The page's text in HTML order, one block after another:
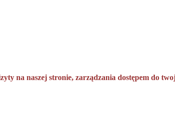
na naszej stronie, zarządzania dostępem do